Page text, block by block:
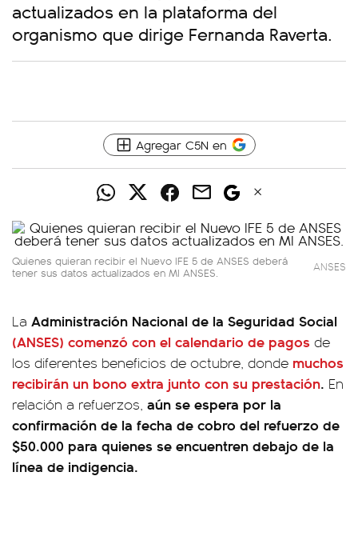
actualizados en la plataforma del
organismo que dirige Fernanda Raverta.
Agregar C5N en
Quienes quieran recibir el Nuevo IFE 5 de ANSES deberá
tener sus datos actualizados en MI ANSES. ANSES
La Administración Nacional de la Seguridad Social
(ANSES) comenzó con el calendario de pagos de
los diferentes beneficios de octubre, donde muchos
recibirán un bono extra junto con su prestación. En
relación a refuerzos, aún se espera por la
confirmación de la fecha de cobro del refuerzo de
$50.000 para quienes se encuentren debajo de la
línea de indigencia.